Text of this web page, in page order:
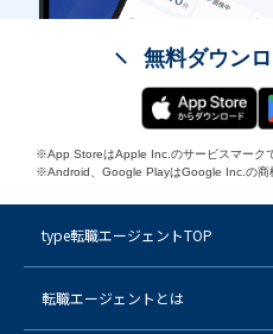
無料ダウン
※App StoreはApple Inc.のサービスマークで
※Android、Google PlayはGoogle Inc.の商
type転職エージェントTOP
転職エージェントとは